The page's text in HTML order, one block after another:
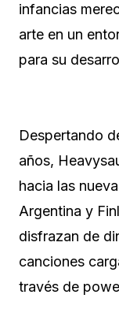
infancias
arte en un
para su
Despertando
años,
hacia las
Argentina y
disfrazan de
canciones
través de